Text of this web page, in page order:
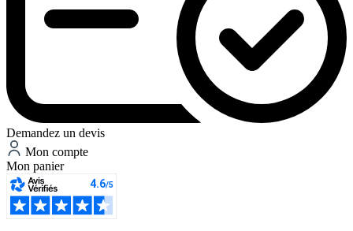
Demandez un devis
Mon compte
Mon panier